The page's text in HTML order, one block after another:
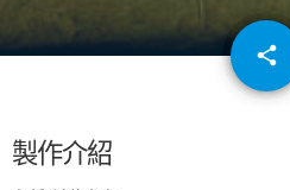
share
email
製作介紹